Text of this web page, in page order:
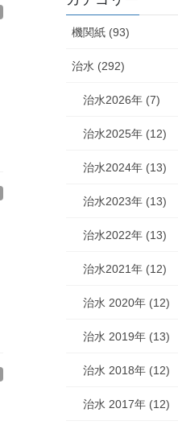
機関紙 (93)
治水 (292)
治水2026年 (7)
治水2025年 (12)
治水2024年 (13)
治水2023年 (13)
治水2022年 (13)
治水2021年 (12)
治水 2020年 (12)
治水 2019年 (13)
治水 2018年 (12)
治水 2017年 (12)